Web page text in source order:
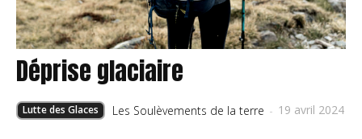
Déprise glaciaire
Lutte des Glaces Les Soulèvements de la terre - 19 avril 2024